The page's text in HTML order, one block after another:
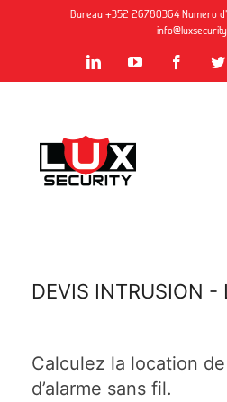
Bureau +352 26780364 Numero
LinkedInYouTube
DEVIS INTRUSION -
Calculez la location
d’alarme sans fil.